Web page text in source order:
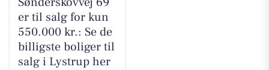
er til salg for kun
550.000 kr.: Se de
billigste boliger til
salg i Lystrup her